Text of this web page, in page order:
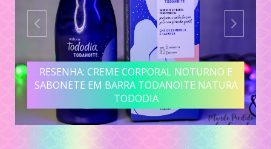
RESENHA: CREME CORPORAL NOTURNO E
SABONETE EM BARRA TODANOITE NATURA
TODODIA